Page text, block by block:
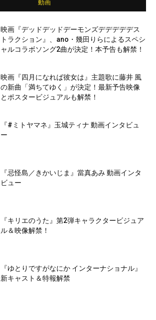
動画
映画『デッドデッドデーモンズデデデデデス
トラクション』、ano・幾田りらによるスペシ
ャルコラボソング2曲が決定！本予告も解禁！
映画『四月になれば彼女は』主題歌に藤井 風
の新曲「満ちてゆく」が決定！最新予告映像
とポスタービジュアルも解禁！
『#ミトヤマネ』玉城ティナ 動画インタビュ
ー
『忌怪島／きかいじま』當真あみ 動画インタ
ビュー
『キリエのうた』第2弾キャラクタービジュア
ル＆映像解禁！
『ゆとりですがなにか インターナショナル』
新キャスト＆特報解禁